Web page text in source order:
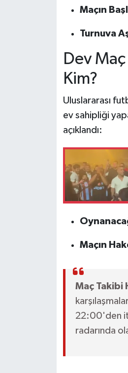
Maçın
Turnuva
Dev
Kim?
Uluslararası
ev sahipliği
açıklandı:
Maçın
Maç Takibi
22:00'den
radarında